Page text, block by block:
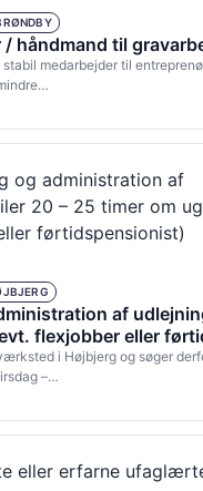
håndmand til
medarbejder til
af
flexjobber eller
i Højbjerg og søger
–…